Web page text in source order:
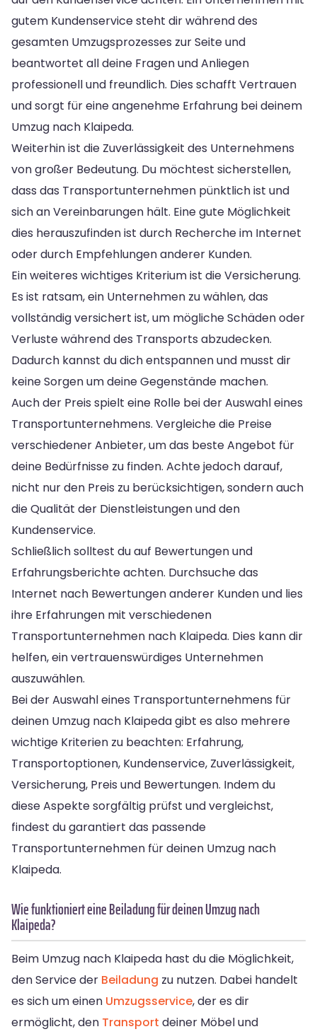
gutem Kundenservice steht dir während des
gesamten Umzugsprozesses zur Seite und
beantwortet all deine Fragen und Anliegen
professionell und freundlich. Dies schafft Vertrauen
und sorgt für eine angenehme Erfahrung bei deinem
Umzug nach Klaipeda.
Weiterhin ist die Zuverlässigkeit des Unternehmens
von großer Bedeutung. Du möchtest sicherstellen,
dass das Transportunternehmen pünktlich ist und
sich an Vereinbarungen hält. Eine gute Möglichkeit
dies herauszufinden ist durch Recherche im Internet
oder durch Empfehlungen anderer Kunden.
Ein weiteres wichtiges Kriterium ist die Versicherung.
Es ist ratsam, ein Unternehmen zu wählen, das
vollständig versichert ist, um mögliche Schäden oder
Verluste während des Transports abzudecken.
Dadurch kannst du dich entspannen und musst dir
keine Sorgen um deine Gegenstände machen.
Auch der Preis spielt eine Rolle bei der Auswahl eines
Transportunternehmens. Vergleiche die Preise
verschiedener Anbieter, um das beste Angebot für
deine Bedürfnisse zu finden. Achte jedoch darauf,
nicht nur den Preis zu berücksichtigen, sondern auch
die Qualität der Dienstleistungen und den
Kundenservice.
Schließlich solltest du auf Bewertungen und
Erfahrungsberichte achten. Durchsuche das
Internet nach Bewertungen anderer Kunden und lies
ihre Erfahrungen mit verschiedenen
Transportunternehmen nach Klaipeda. Dies kann dir
helfen, ein vertrauenswürdiges Unternehmen
auszuwählen.
Bei der Auswahl eines Transportunternehmens für
deinen Umzug nach Klaipeda gibt es also mehrere
wichtige Kriterien zu beachten: Erfahrung,
Transportoptionen, Kundenservice, Zuverlässigkeit,
Versicherung, Preis und Bewertungen. Indem du
diese Aspekte sorgfältig prüfst und vergleichst,
findest du garantiert das passende
Transportunternehmen für deinen Umzug nach
Klaipeda.
Wie funktioniert eine Beiladung für deinen Umzug nach
Klaipeda?
Beim Umzug nach Klaipeda hast du die Möglichkeit,
den Service der Beiladung zu nutzen. Dabei handelt
es sich um einen Umzugsservice, der es dir
ermöglicht, den Transport deiner Möbel und